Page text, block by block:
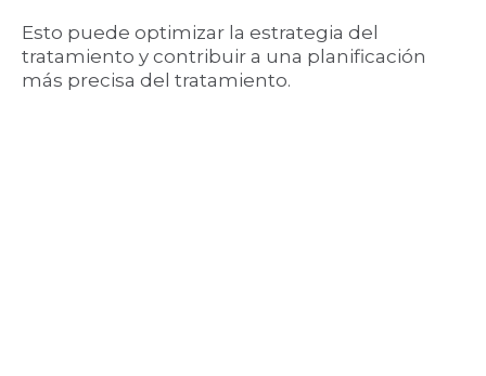
Esto puede optimizar la estrategia del
tratamiento y contribuir a una planificación
más precisa del tratamiento.